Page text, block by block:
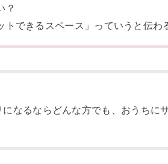
？
トできるスペース」っていうと伝わ
なるならどんな方でも、おうちに